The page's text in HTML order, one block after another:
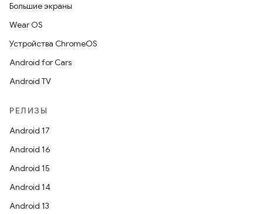
Большие экраны
Wear OS
Устройства ChromeOS
Android for Cars
Android TV
РЕЛИЗЫ
Android 17
Android 16
Android 15
Android 14
Android 13